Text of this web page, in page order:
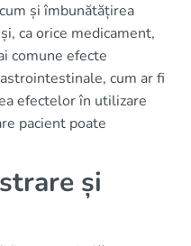
și îmbunătățirea
ca orice medicament,
comune efecte
cum ar fi
efectelor în utilizare
pacient poate
și